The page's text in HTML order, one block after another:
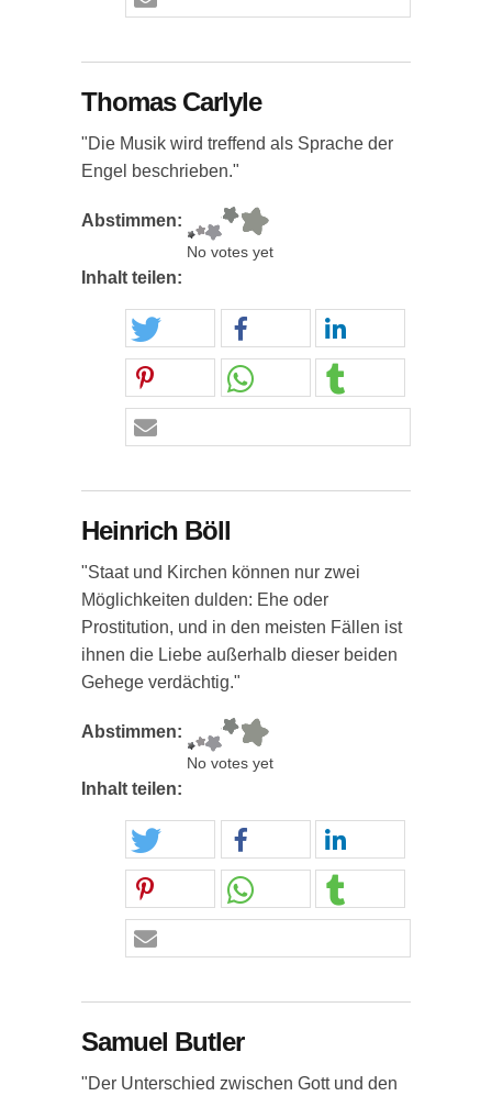
Thomas Carlyle
"Die Musik wird treffend als Sprache der
Engel beschrieben."
Abstimmen:
No votes yet
Inhalt teilen:
Heinrich Böll
"Staat und Kirchen können nur zwei
Möglichkeiten dulden: Ehe oder
Prostitution, und in den meisten Fällen ist
ihnen die Liebe außerhalb dieser beiden
Gehege verdächtig."
Abstimmen:
No votes yet
Inhalt teilen:
Samuel Butler
"Der Unterschied zwischen Gott und den